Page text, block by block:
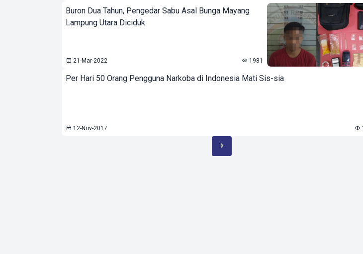
Buron Dua Tahun, Pengedar Sabu Asal Bunga Mayang
Lampung Utara Diciduk
21-Mar-2022 1981
Per Hari 50 Orang Pengguna Narkoba di Indonesia Mati Sis-sia
12-Nov-2017